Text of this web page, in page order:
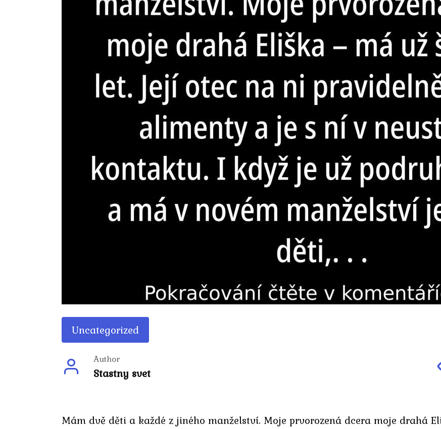
Uncategorized
Author
Stastny svet
Mám dvě děti a každé z jiného manželství. Moje prvorozená dcera moje drahá